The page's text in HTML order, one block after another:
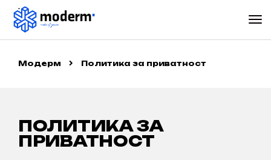
Модерм Политика за приватност
ПОЛИТИКА ЗА
ПРИВАТНОСТ